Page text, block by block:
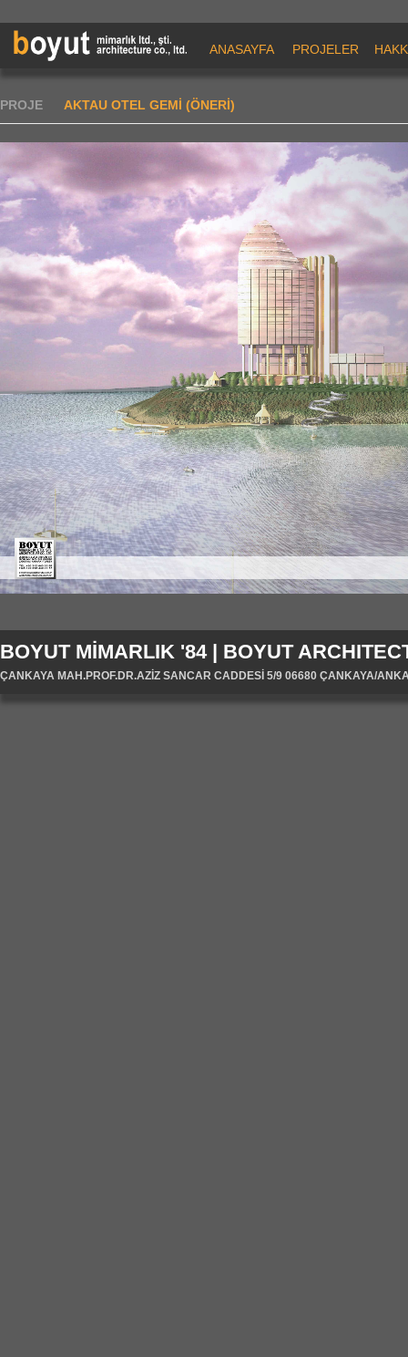
ANASAYFA PROJELER
PROJE AKTAU OTEL GEMİ (ÖNERİ)
BOYUT MİMARLIK '84 | BOYUT
ÇANKAYA MAH.PROF.DR.AZİZ SANCAR CADDESİ 5/9 06680 ÇANKAYA/